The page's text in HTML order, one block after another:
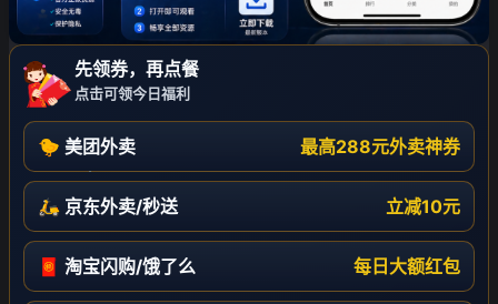
先领券，再点餐
点击可领今日福利
🐤 美团外卖 最高288元外卖神券
🛵 京东外卖/秒送 立减10元
🧧 淘宝闪购/饿了么 每日大额红包